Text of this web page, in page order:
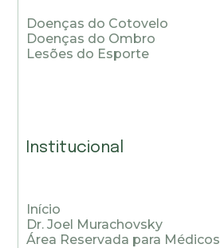
Doenças do Cotovelo
Doenças do Ombro
Lesões do Esporte
Institucional
Início
Dr. Joel Murachovsky
Área Reservada para Médicos